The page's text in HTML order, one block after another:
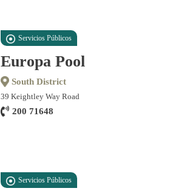
Servicios Públicos
Europa Pool
South District
39 Keightley Way Road
200 71648
Servicios Públicos